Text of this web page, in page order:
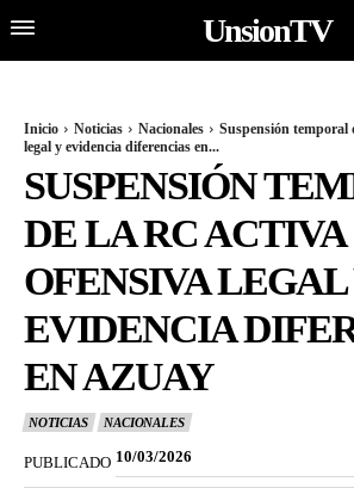
UnsionTV
Inicio Noticias Nacionales
Suspensión temporal
legal y evidencia diferencias en...
SUSPENSIÓN
DE LA RC ACTIVA
OFENSIVA LEGAL
EVIDENCIA
EN AZUAY
NOTICIAS NACIONALES
PUBLICADO 10/03/2026